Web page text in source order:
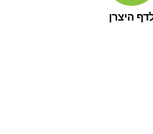
היצרן